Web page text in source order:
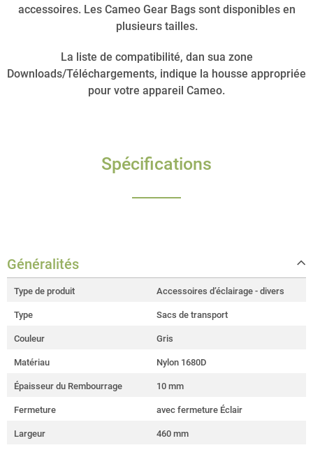
accessoires. Les Cameo Gear Bags sont disponibles en
plusieurs tailles.
La liste de compatibilité, dan sua zone
Downloads/Téléchargements, indique la housse appropriée
pour votre appareil Cameo.
Spécifications
Généralités
Type de produit Accessoires d’éclairage - divers
Type Sacs de transport
Couleur Gris
Matériau Nylon 1680D
Épaisseur du Rembourrage 10 mm
Fermeture avec fermeture Éclair
Largeur 460 mm